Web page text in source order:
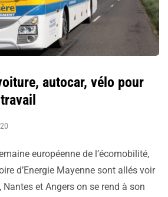
autocar, vélo pour
européenne de l’écomobilité,
d’Energie Mayenne sont allés voir
et Angers on se rend à son